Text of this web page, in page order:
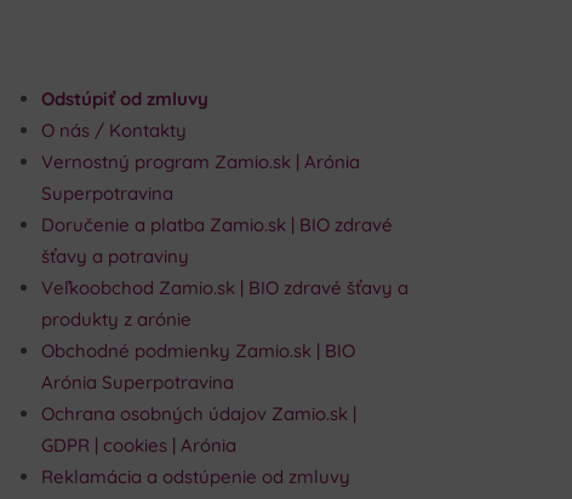
Odstúpiť od zmluvy
O nás / Kontakty
Vernostný program Zamio.sk | Arónia
Superpotravina
Doručenie a platba Zamio.sk | BIO zdravé
šťavy a potraviny
Veľkoobchod Zamio.sk | BIO zdravé šťavy a
produkty z arónie
Obchodné podmienky Zamio.sk | BIO
Arónia Superpotravina
Ochrana osobných údajov Zamio.sk |
GDPR | cookies | Arónia
Reklamácia a odstúpenie od zmluvy